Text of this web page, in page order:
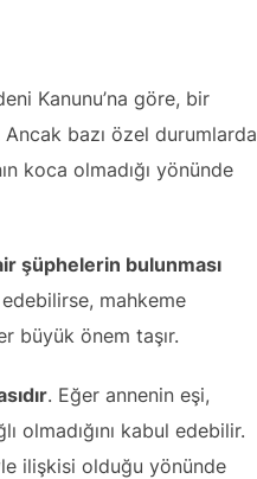
Kanunu’na göre, bir
bazı özel durumlarda
koca olmadığı yönünde
şüphelerin bulunması
mahkeme
büyük önem taşır.
. Eğer annenin eşi,
olmadığını kabul edebilir.
ilişkisi olduğu yönünde